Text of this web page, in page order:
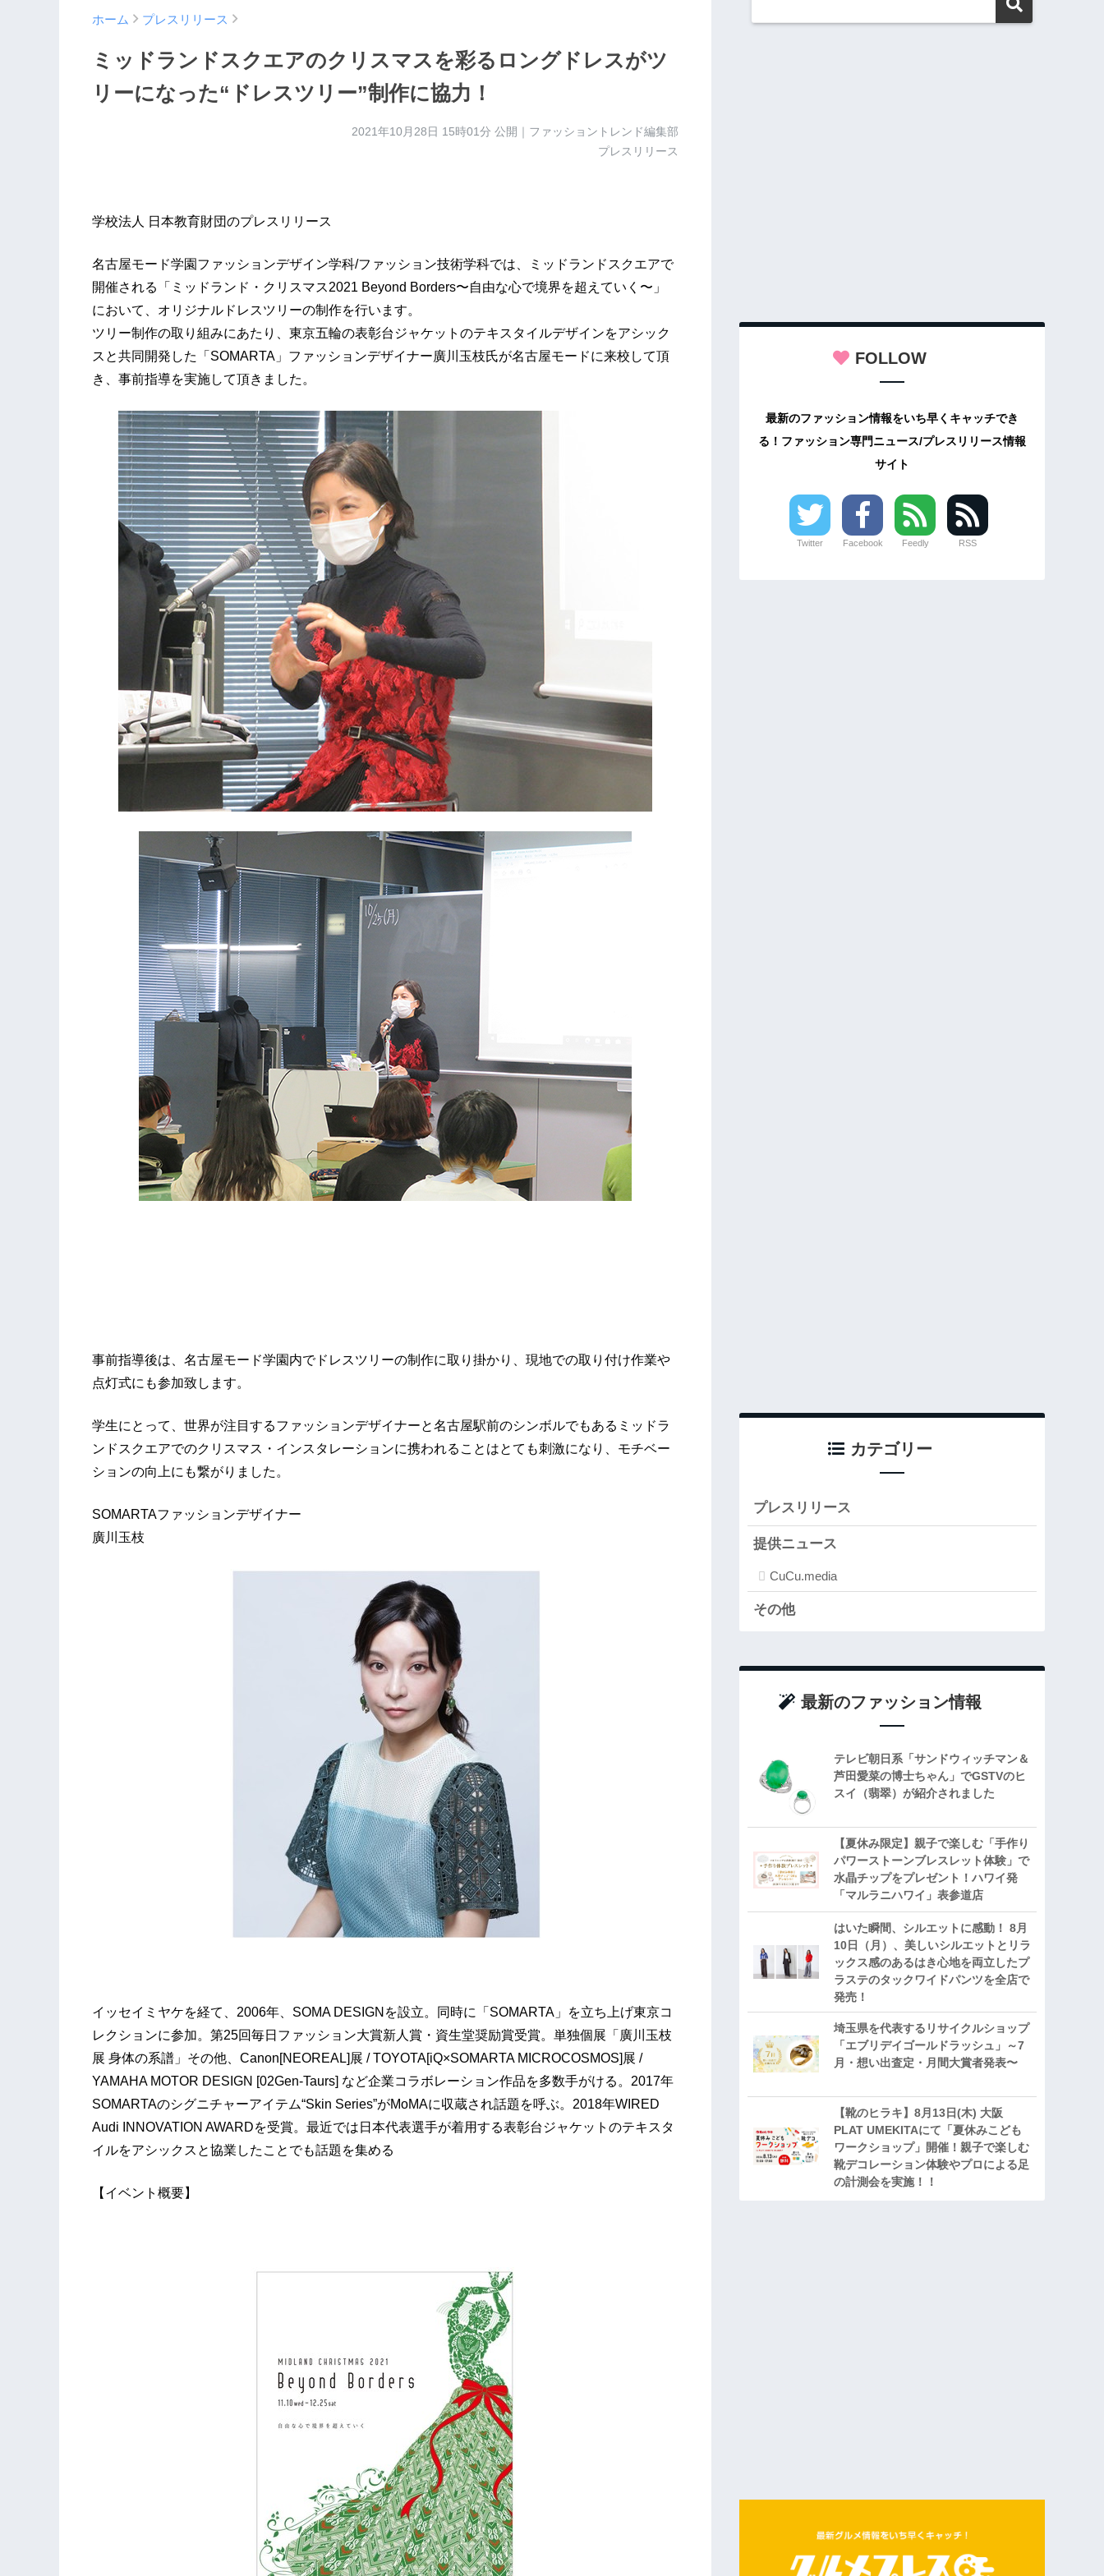
ホーム プレスリリース
ミッドランドスクエアのクリスマスを彩るロングドレスがツ
リーになった“ドレスツリー”制作に協力！
2021年10月28日 15時01分 公開｜ファッショントレンド編集部
プレスリリース
学校法人 日本教育財団のプレスリリース
名古屋モード学園ファッションデザイン学科/ファッション技術学科では、ミッドランドスクエアで
開催される「ミッドランド・クリスマス2021 Beyond Borders〜自由な心で境界を超えていく〜」
において、オリジナルドレスツリーの制作を行います。
ツリー制作の取り組みにあたり、東京五輪の表彰台ジャケットのテキスタイルデザインをアシック
スと共同開発した「SOMARTA」ファッションデザイナー廣川玉枝氏が名古屋モードに来校して頂
き、事前指導を実施して頂きました。
事前指導後は、名古屋モード学園内でドレスツリーの制作に取り掛かり、現地での取り付け作業や
点灯式にも参加致します。
学生にとって、世界が注目するファッションデザイナーと名古屋駅前のシンボルでもあるミッドラ
ンドスクエアでのクリスマス・インスタレーションに携われることはとても刺激になり、モチベー
ションの向上にも繋がりました。
SOMARTAファッションデザイナー
廣川玉枝
イッセイミヤケを経て、2006年、SOMA DESIGNを設立。同時に「SOMARTA」を立ち上げ東京コ
レクションに参加。第25回毎日ファッション大賞新人賞・資生堂奨励賞受賞。単独個展「廣川玉枝
展 身体の系譜」その他、Canon[NEOREAL]展 / TOYOTA[iQ×SOMARTA MICROCOSMOS]展 /
YAMAHA MOTOR DESIGN [02Gen-Taurs] など企業コラボレーション作品を多数手がける。2017年
SOMARTAのシグニチャーアイテム“Skin Series”がMoMAに収蔵され話題を呼ぶ。2018年WIRED
Audi INNOVATION AWARDを受賞。最近では日本代表選手が着用する表彰台ジャケットのテキスタ
イルをアシックスと協業したことでも話題を集める
【イベント概要】
FOLLOW
最新のファッション情報をいち早くキャッチでき
る！ファッション専門ニュース/プレスリリース情報
サイト
Twitter Facebook Feedly RSS
カテゴリー
プレスリリース
提供ニュース
CuCu.media
その他
最新のファッション情報
テレビ朝日系「サンドウィッチマン＆
芦田愛菜の博士ちゃん」でGSTVのヒ
スイ（翡翠）が紹介されました
【夏休み限定】親子で楽しむ「手作り
パワーストーンブレスレット体験」で
水晶チップをプレゼント！ハワイ発
「マルラニハワイ」表参道店
はいた瞬間、シルエットに感動！ 8月
10日（月）、美しいシルエットとリラ
ックス感のあるはき心地を両立したプ
ラステのタックワイドパンツを全店で
発売！
埼玉県を代表するリサイクルショップ
「エブリデイゴールドラッシュ」～7
月・想い出査定・月間大賞者発表〜
【靴のヒラキ】8月13日(木) 大阪
PLAT UMEKITAにて「夏休みこども
ワークショップ」開催！親子で楽しむ
靴デコレーション体験やプロによる足
の計測会を実施！！